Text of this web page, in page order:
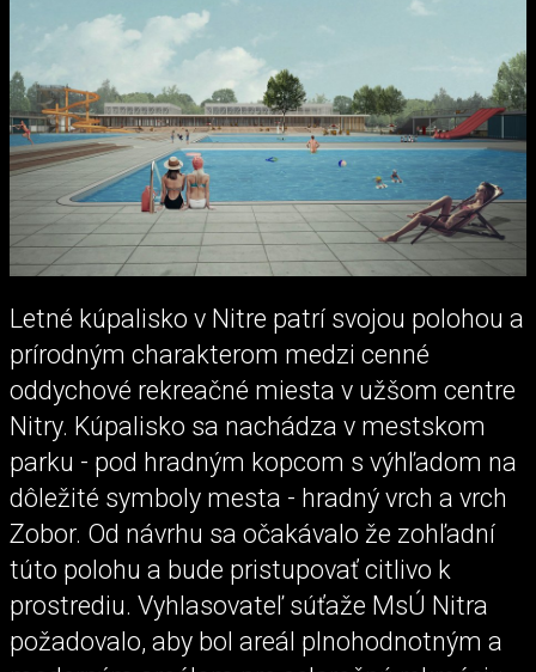
Letné kúpalisko v Nitre patrí svojou polohou a
prírodným charakterom medzi cenné
oddychové rekreačné miesta v užšom centre
Nitry. Kúpalisko sa nachádza v mestskom
parku - pod hradným kopcom s výhľadom na
dôležité symboly mesta - hradný vrch a vrch
Zobor. Od návrhu sa očakávalo že zohľadní
túto polohu a bude pristupovať citlivo k
prostrediu. Vyhlasovateľ súťaže MsÚ Nitra
požadovalo, aby bol areál plnohodnotným a